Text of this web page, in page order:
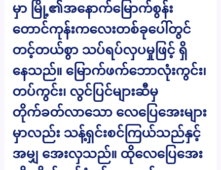
မှာ မြို့၏အနောက်မြောက်စွန်း
တောင်ကုန်းကလေးတစ်ခုပေါ်တွင်
တင့်တယ်စွာ သပ်ရပ်လှပမှုဖြင့် ရှိ
နေသည်။ မြောက်ဖက်ဘောလုံးကွင်း၊
တပ်ကွင်း၊ လွင်ပြင်များဆီမှ
တိုက်ခတ်လာသော လေပြေအေးများ
မှာလည်း သန့်ရှင်းစင်ကြယ်သည်နှင့်
အမျှ အေးလှသည်။ ထိုလေပြေအေး